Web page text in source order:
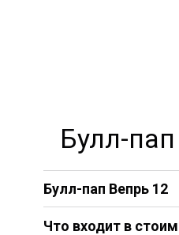
Булл-
Булл-пап Вепрь 12
Что входит в